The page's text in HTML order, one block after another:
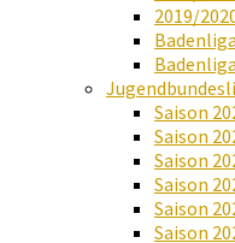
2019/
Saison
Saison
Saison
Saison
Saison
Saison